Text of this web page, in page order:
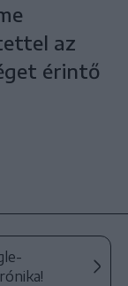
az
érintő